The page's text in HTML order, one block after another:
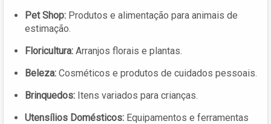
Pet Shop: Produtos e alimentação para animais de
estimação.
Floricultura: Arranjos florais e plantas.
Beleza: Cosméticos e produtos de cuidados pessoais.
Brinquedos: Itens variados para crianças.
Utensílios Domésticos: Equipamentos e ferramentas